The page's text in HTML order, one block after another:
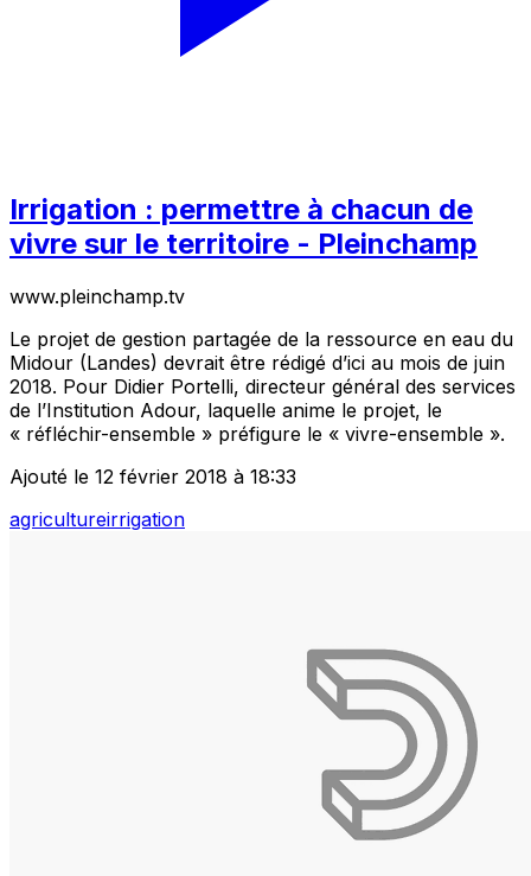
Irrigation : permettre à chacun de
vivre sur le territoire - Pleinchamp
www.pleinchamp.tv
Le projet de gestion partagée de la ressource en eau du
Midour (Landes) devrait être rédigé d’ici au mois de juin
2018. Pour Didier Portelli, directeur général des services
de l’Institution Adour, laquelle anime le projet, le
« réfléchir-ensemble » préfigure le « vivre-ensemble ».
Ajouté le 12 février 2018 à 18:33
agricultureirrigation